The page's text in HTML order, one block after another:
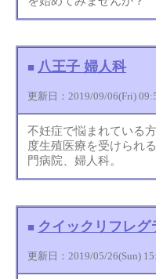
■ 八王子 婦人科
更新日：2019/09/06(Fri)
不妊症で悩まれている
度生殖医療を受けられ
門病院、婦人科。
■ クイックリフレグ
更新日：2019/05/26(Sun)